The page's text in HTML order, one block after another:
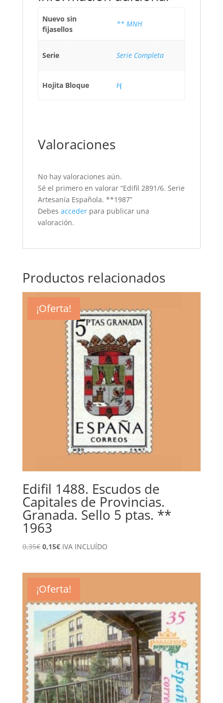
Nuevo sin
fijasellos
** MNH
Serie Serie Completa
Hojita Bloque Ң
Valoraciones
No hay valoraciones aún.
Sé el primero en valorar “Edifil 2891/6. Serie
Artesanía Española. **1987”
Debes accederpara publicar una
valoración.
Productos relacionados
¡Oferta!
Edifil 1488. Escudos de
Capitales de Provincias.
Granada. Sello 5 ptas. **
1963
0,35€ El
0,35€.
0,15€El
0,15€.
IVA INCLUÍDO
¡Oferta!